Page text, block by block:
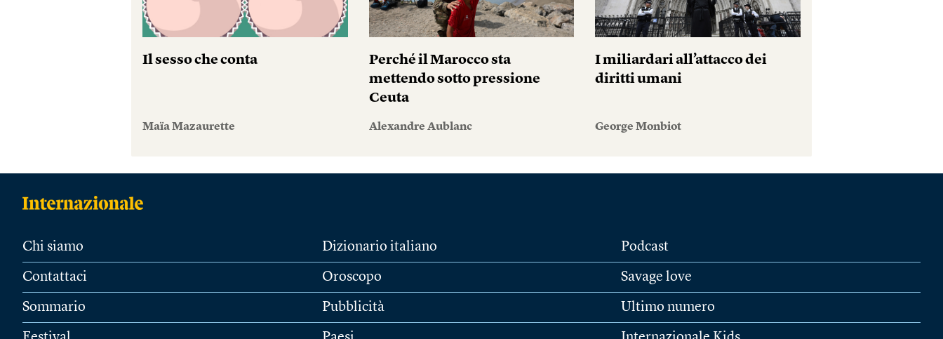
Il sesso che conta
Maïa Mazaurette
Perché il Marocco sta
mettendo sotto pressione
Ceuta
Alexandre Aublanc
I miliardari all’attacco dei
diritti umani
George Monbiot
Chi siamo
Contattaci
Sommario
Dizionario italiano
Oroscopo
Pubblicità
Podcast
Savage love
Ultimo numero